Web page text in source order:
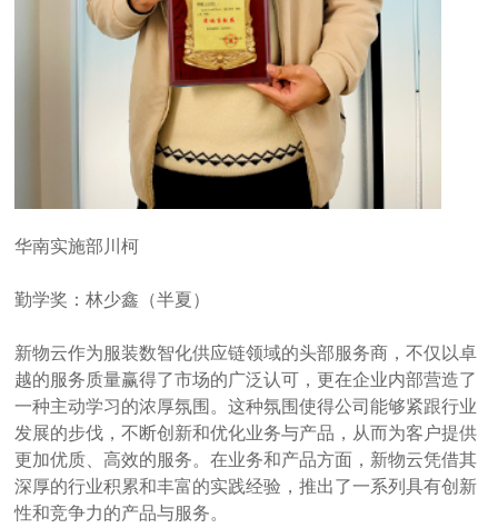
华南实施部川柯
勤学奖：林少鑫（半夏）
新物云作为服装数智化供应链领域的头部服务商，不仅以卓
越的服务质量赢得了市场的广泛认可，更在企业内部营造了
一种主动学习的浓厚氛围。这种氛围使得公司能够紧跟行业
发展的步伐，不断创新和优化业务与产品，从而为客户提供
更加优质、高效的服务。在业务和产品方面，新物云凭借其
深厚的行业积累和丰富的实践经验，推出了一系列具有创新
性和竞争力的产品与服务。